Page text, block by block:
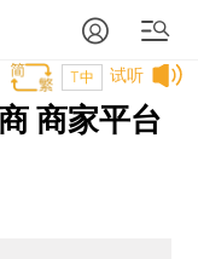
试听
T中
商家平台